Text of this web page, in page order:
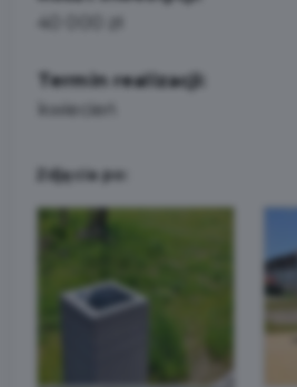
Termin realizacji:
kwiecień
Zdjęcia po: